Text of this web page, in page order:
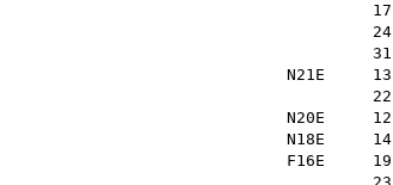
17
24
31
N21E 13
22
N20E 12
N18E 14
F16E 19